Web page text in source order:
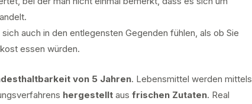
auch in den entlegensten Gegenden fühlen, als ob Sie
essen würden.
von 5 Jahren. Lebensmittel werden mittels
hergestellt aus frischen Zutaten. Real